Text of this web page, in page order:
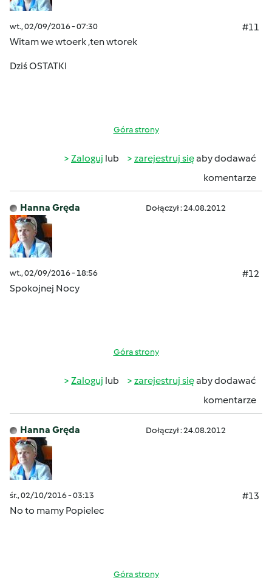
wt., 02/09/2016 - 07:30
#11
Witam we wtoerk ,ten wtorek
Dziś OSTATKI
Góra strony
Zaloguj lub zarejestruj sięaby dodawać
komentarze
Hanna Gręda Dołączył : 24.08.2012
wt., 02/09/2016 - 18:56
#12
Spokojnej Nocy
Góra strony
Zaloguj lub zarejestruj sięaby dodawać
komentarze
Hanna Gręda Dołączył : 24.08.2012
śr., 02/10/2016 - 03:13
#13
No to mamy Popielec
Góra strony